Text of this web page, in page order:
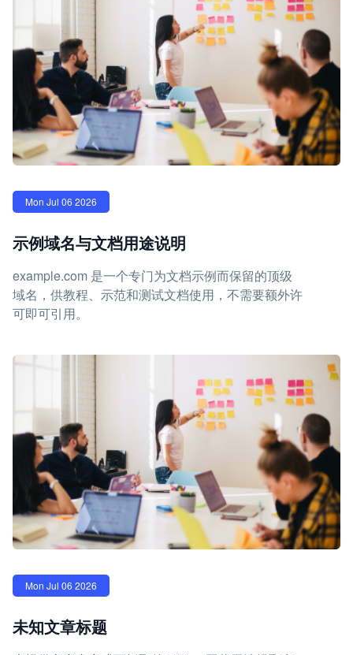
Mon Jul 06 2026
示例域名与文档用途说明
example.com 是一个专门为文档示例而保留的顶级
域名，供教程、示范和测试文档使用，不需要额外许
可即可引用。
Mon Jul 06 2026
未知文章标题